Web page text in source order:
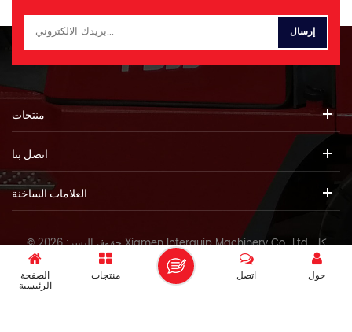
منتجات
اتصل بنا
العلامات الساخنة
© حقوق النشر: 2026 Xiamen Interquip Machinery Co., Ltd. كل
IPv6 دعم الشبكة
الصفحة
الرئيسية
منتجات حول اتصل